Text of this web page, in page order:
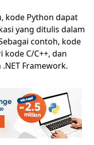
kode Python dapat
yang ditulis dalam
contoh, kode
C/C++, dan
Framework.